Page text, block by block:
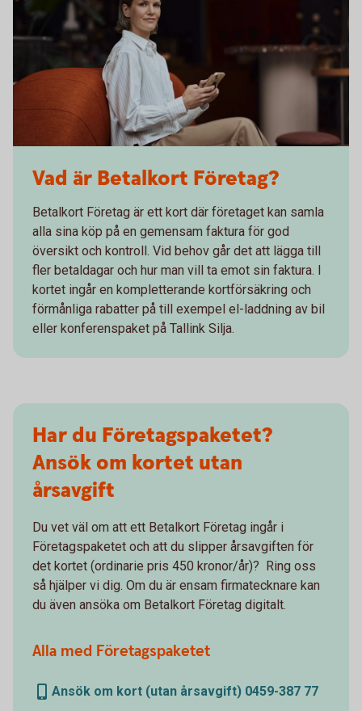
Vad är Betalkort Företag?
Betalkort Företag är ett kort där företaget kan samla
alla sina köp på en gemensam faktura för god
översikt och kontroll. Vid behov går det att lägga till
fler betaldagar och hur man vill ta emot sin faktura. I
kortet ingår en kompletterande kortförsäkring och
förmånliga rabatter på till exempel el-laddning av bil
eller konferenspaket på Tallink Silja.
Har du Företagspaketet?
Ansök om kortet utan
årsavgift
Du vet väl om att ett Betalkort Företag ingår i
Företagspaketet och att du slipper årsavgiften för
det kortet (ordinarie pris 450 kronor/år)? Ring oss
så hjälper vi dig. Om du är ensam firmatecknare kan
du även ansöka om Betalkort Företag digitalt.
Alla med Företagspaketet
Ansök om kort (utan årsavgift) 0459-387 77